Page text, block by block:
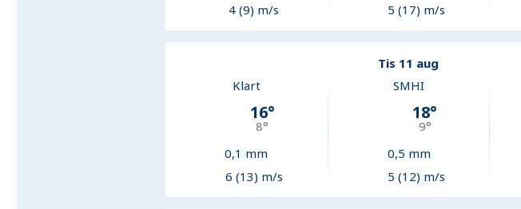
4 (9) m/s
5 (17) m/s
Tis 11 aug
Klart
16°
8°
0,1 mm
6 (13) m/s
SMHI
18°
9°
0,5 mm
5 (12) m/s